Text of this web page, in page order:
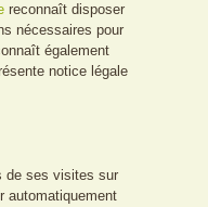
reconnaît disposer
nécessaires pour
également
notice légale
de ses visites sur
automatiquement